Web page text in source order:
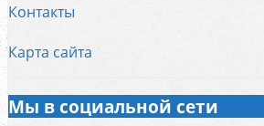
Контакты
Карта сайта
Мы в социальной сети